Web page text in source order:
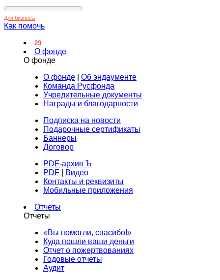
Для бизнеса
Как помочь
29
О фонде
О фонде
О фонде
Об эндаументе
Команда Русфонда
Учредительные документы
Награды и благодарности
Подписка на новости
Подарочные сертификаты
Баннеры
Договор
PDF-архив Ъ
PDF
Видео
Контакты и реквизиты
Мобильные приложения
Отчеты
Отчеты
«Вы помогли, спасибо!»
Куда пошли ваши деньги
Отчет о пожертвованиях
Годовые отчеты
Аудит